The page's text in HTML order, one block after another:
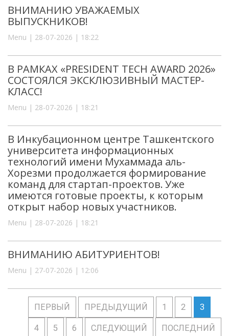
ВНИМАНИЮ УВАЖАЕМЫХ
ВЫПУСКНИКОВ!
Menu | 28-07-2026 | 18:22
В РАМКАХ «PRESIDENT TECH AWARD 2026»
СОСТОЯЛСЯ ЭКСКЛЮЗИВНЫЙ МАСТЕР-
КЛАСС!
Menu | 28-07-2026 | 18:21
В Инкубационном центре Ташкентского
университета информационных
технологий имени Мухаммада аль-
Хорезми продолжается формирование
команд для стартап-проектов. Уже
имеются готовые проекты, к которым
открыт набор новых участников.
Menu | 28-07-2026 | 18:21
ВНИМАНИЮ АБИТУРИЕНТОВ!
Menu | 27-07-2026 | 12:06
ПЕРВЫЙ ПРЕДЫДУЩИЙ 1 2 3
4 5 6 СЛЕДУЮЩИЙ ПОСЛЕДНИЙ